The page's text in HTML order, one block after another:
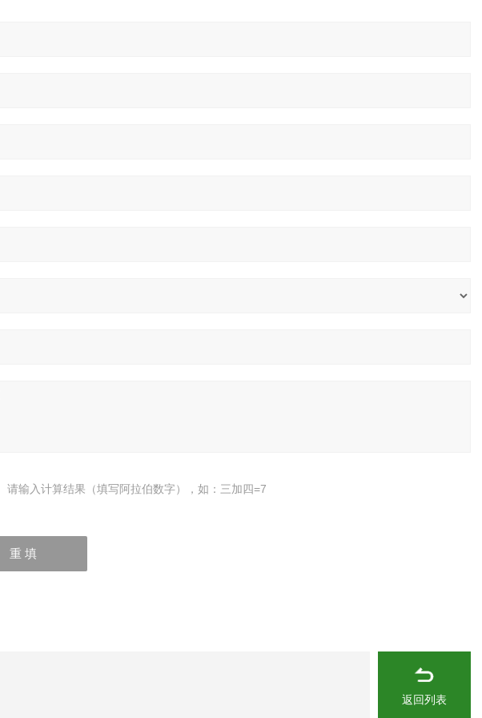
请输入计算结果（填写阿拉伯数字），如：三加四=7
返回列表